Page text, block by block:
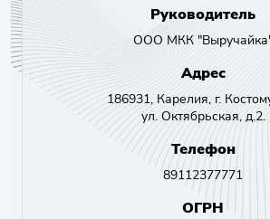
Руководитель
ООО МКК
Адрес
186931, Карелия, г.
ул. Октябрьская, д.2.
Телефон
89112377771
ОГРН